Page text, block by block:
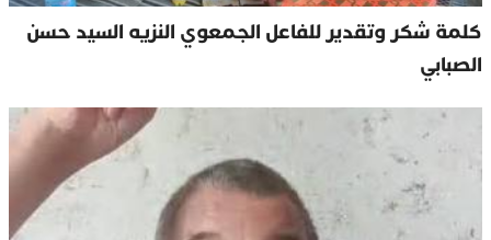
كلمة شكر وتقدير للفاعل الجمعوي النزيه السيد حسن
الصبابي